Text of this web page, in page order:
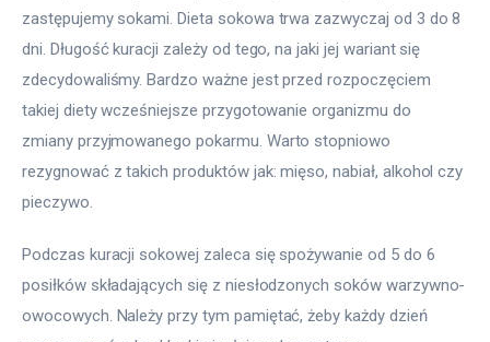
zastępujemy sokami. Dieta sokowa trwa zazwyczaj od 3 do 8
dni. Długość kuracji zależy od tego, na jaki jej wariant się
zdecydowaliśmy. Bardzo ważne jest przed rozpoczęciem
takiej diety wcześniejsze przygotowanie organizmu do
zmiany przyjmowanego pokarmu. Warto stopniowo
rezygnować z takich produktów jak: mięso, nabiał, alkohol czy
pieczywo.
Podczas kuracji sokowej zaleca się spożywanie od 5 do 6
posiłków składających się z niesłodzonych soków warzywno-
owocowych. Należy przy tym pamiętać, żeby każdy dzień